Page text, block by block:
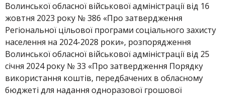
Волинської обласної військової адміністрації від 16
жовтня 2023 року № 386 «Про затвердження
Регіональної цільової програми соціального захисту
населення на 2024-2028 роки», розпорядження
Волинської обласної військової адміністрації від 25
січня 2024 року № 33 «Про затвердження Порядку
використання коштів, передбачених в обласному
бюджеті для надання одноразової грошової